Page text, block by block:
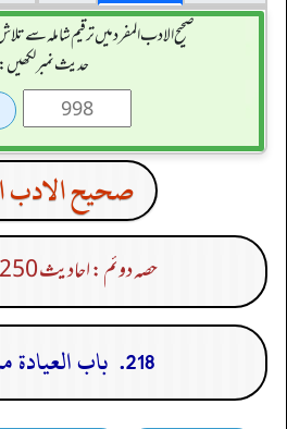
صحيح الادب المفرد میں ترقیم شاملہ سے
حدیث نمبر لکھیں:
صحيح الادب
حصہ دوئم : احادیث 250 سے 499
218. باب العيادة من الرمد